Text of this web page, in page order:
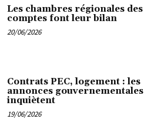
Les chambres régionales des
comptes font leur bilan
20/06/2026
Contrats PEC, logement : les
annonces gouvernementales
inquiètent
19/06/2026